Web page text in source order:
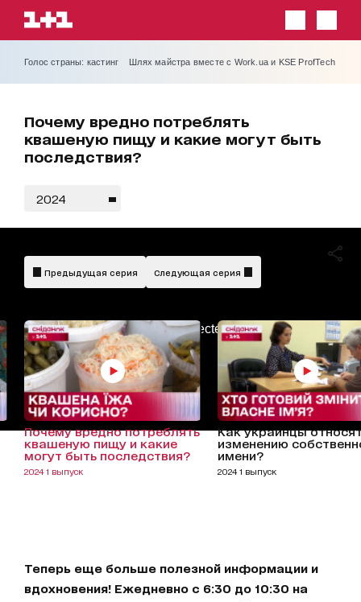
Голос страны: кастинг Шлях майстра вместе с Work.ua и KSE ProfTech
Почему вредно потреблять
квашеную пищу и какие могут быть
последствия?
2024
AdBlockDetected!
Предыдущая серия Следующая серия
Почему вредно потреблять
квашеную пищу и какие
могут быть последствия?
2024 1 выпуск
Как украинцы
изменению
имени?
2024 1 выпуск
Теперь еще больше полезной информации и
вдохновения! Ежедневно с 6:30 до 10:30 на